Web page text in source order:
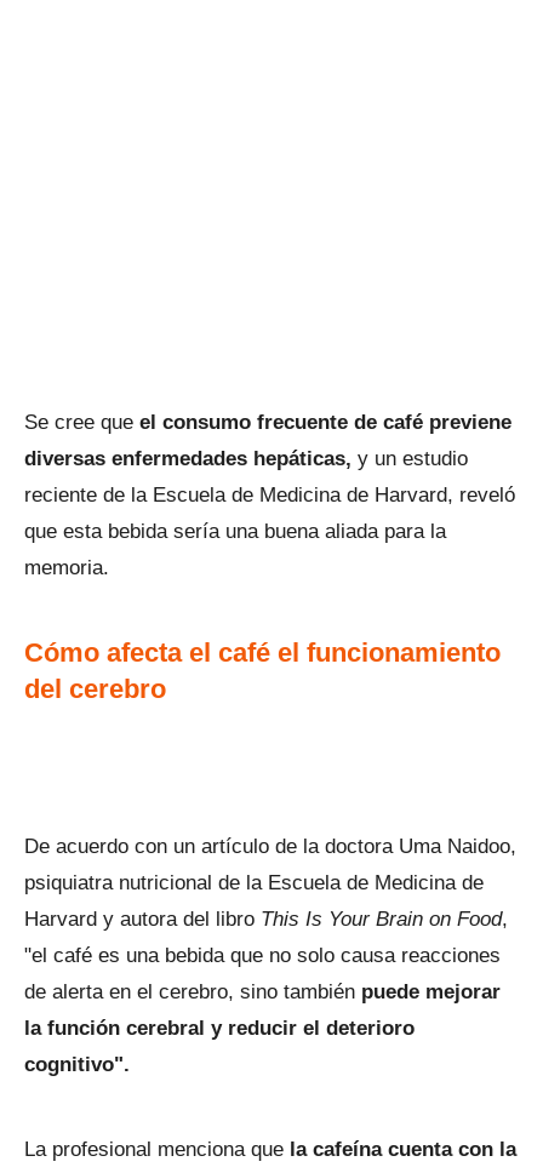
Se cree que el consumo frecuente de café previene
diversas enfermedades hepáticas, y un estudio
reciente de la Escuela de Medicina de Harvard, reveló
que esta bebida sería una buena aliada para la
memoria.
Cómo afecta el café el funcionamiento
del cerebro
De acuerdo con un artículo de la doctora Uma Naidoo,
psiquiatra nutricional de la Escuela de Medicina de
Harvard y autora del libro This Is Your Brain on Food,
"el café es una bebida que no solo causa reacciones
de alerta en el cerebro, sino también puede mejorar
la función cerebral y reducir el deterioro
cognitivo".
La profesional menciona que la cafeína cuenta con la